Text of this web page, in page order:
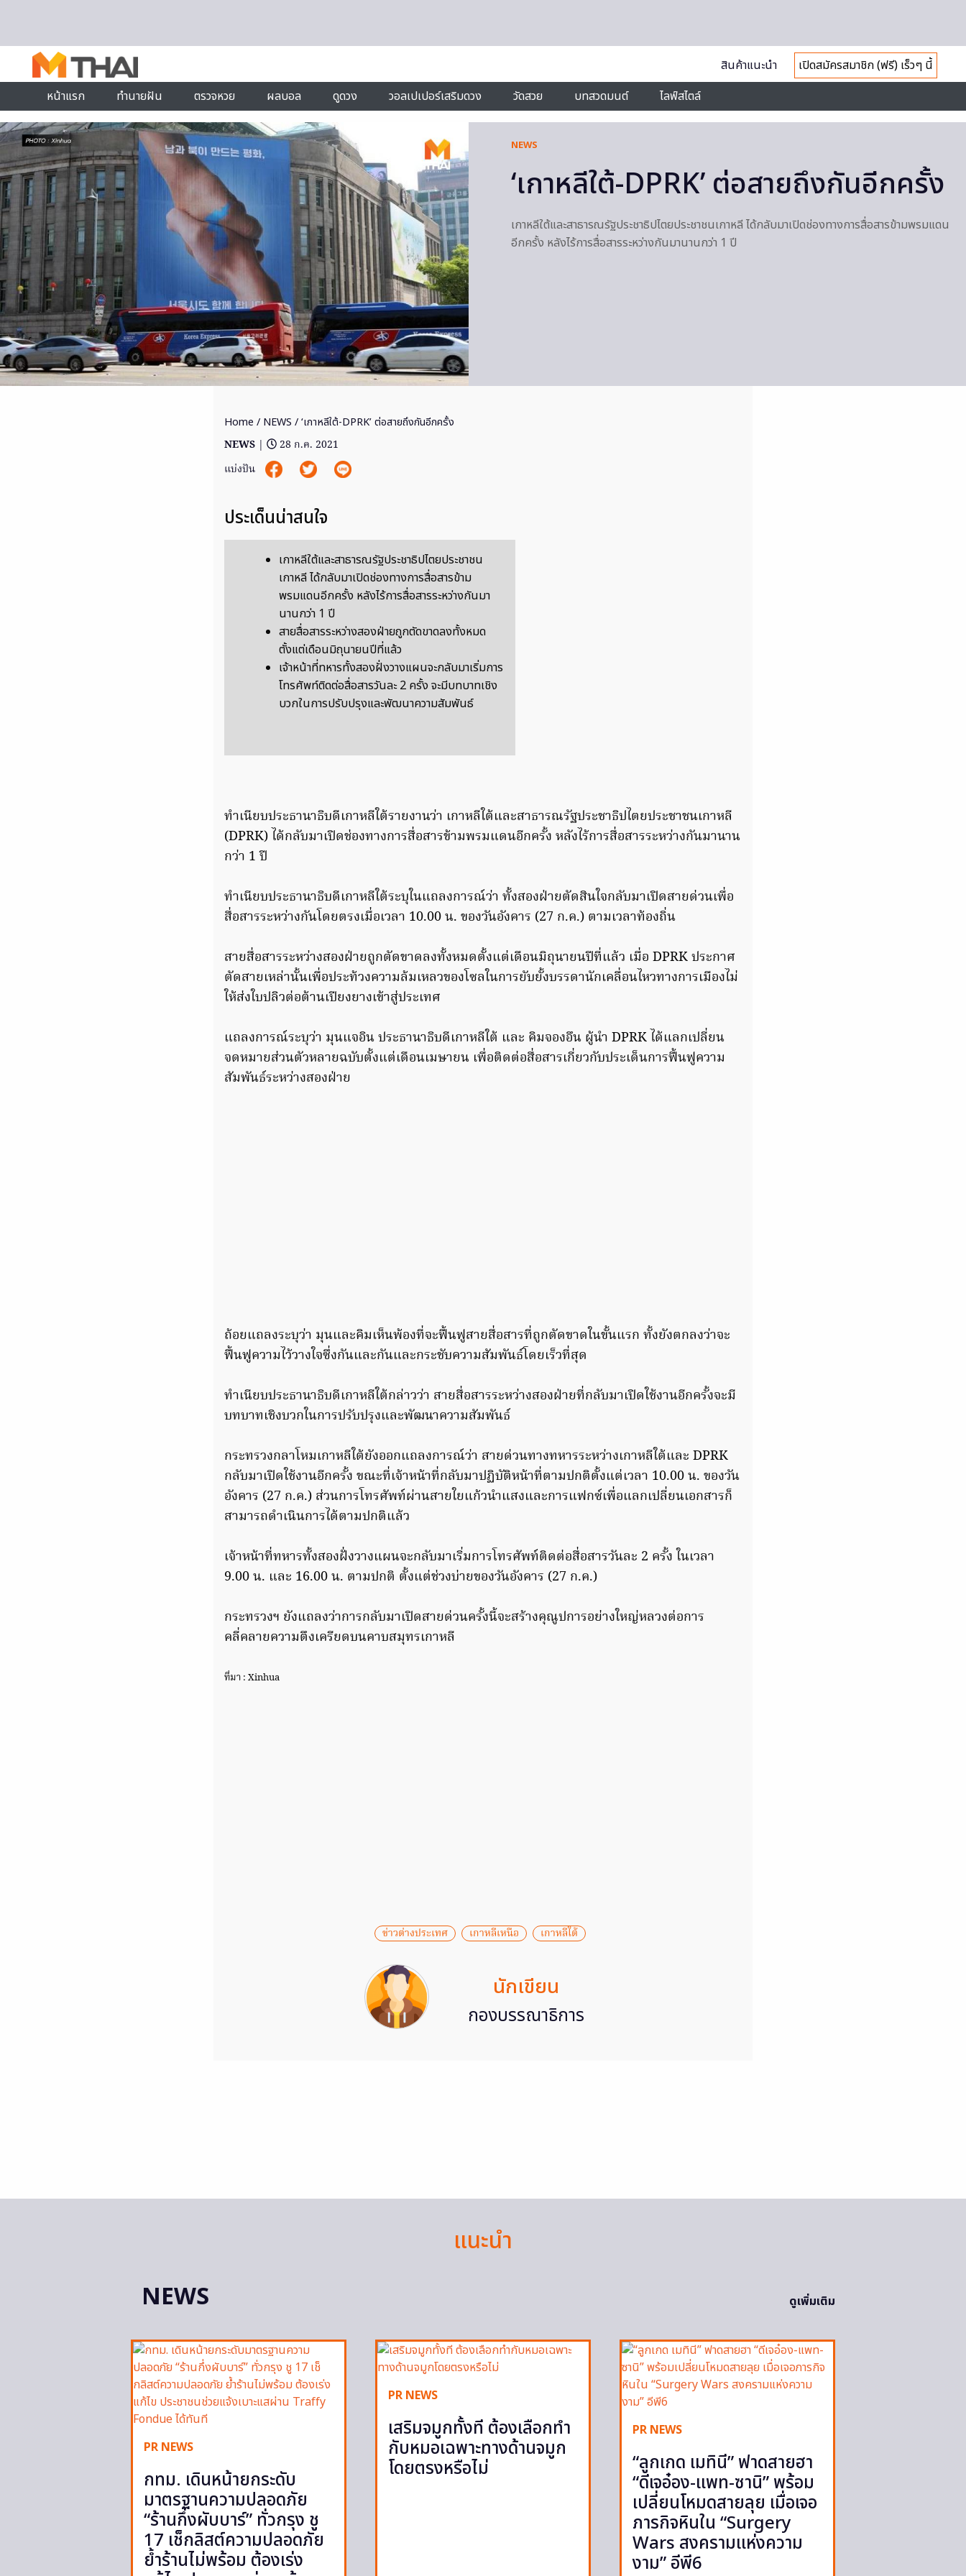
สินค้าแนะนำ
เปิดสมัครสมาชิก (ฟรี) เร็วๆ นี้
หน้าแรก
ทำนายฝัน ตรวจหวย ผลบอล ดูดวง วอลเปเปอร์เสริมดวง วัดสวย บทสวดมนต์ ไลฟ์สไตล์
NEWS
‘เกาหลีใต้-DPRK’ ต่อสายถึงกันอีกครั้ง
เกาหลีใต้และสาธารณรัฐประชาธิปไตยประชาชนเกาหลี ได้กลับมาเปิดช่องทางการสื่อสารข้ามพรมแดน
อีกครั้ง หลังไร้การสื่อสารระหว่างกันมานานกว่า 1 ปี
Home / NEWS / ‘เกาหลีใต้-DPRK’ ต่อสายถึงกันอีกครั้ง
NEWS |
28 ก.ค. 2021
แบ่งปัน
ประเด็นน่าสนใจ
เกาหลีใต้และสาธารณรัฐประชาธิปไตยประชาชน
เกาหลี ได้กลับมาเปิดช่องทางการสื่อสารข้าม
พรมแดนอีกครั้ง หลังไร้การสื่อสารระหว่างกันมา
นานกว่า 1 ปี
สายสื่อสารระหว่างสองฝ่ายถูกตัดขาดลงทั้งหมด
ตั้งแต่เดือนมิถุนายนปีที่แล้ว
เจ้าหน้าที่ทหารทั้งสองฝั่งวางแผนจะกลับมาเริ่มการ
โทรศัพท์ติดต่อสื่อสารวันละ 2 ครั้ง จะมีบทบาทเชิง
บวกในการปรับปรุงและพัฒนาความสัมพันธ์
ทำเนียบประธานาธิบดีเกาหลีใต้รายงานว่า เกาหลีใต้และสาธารณรัฐประชาธิปไตยประชาชนเกาหลี
(DPRK) ได้กลับมาเปิดช่องทางการสื่อสารข้ามพรมแดนอีกครั้ง หลังไร้การสื่อสารระหว่างกันมานาน
กว่า 1 ปี
ทำเนียบประธานาธิบดีเกาหลีใต้ระบุในแถลงการณ์ว่า ทั้งสองฝ่ายตัดสินใจกลับมาเปิดสายด่วนเพื่อ
สื่อสารระหว่างกันโดยตรงเมื่อเวลา 10.00 น. ของวันอังคาร (27 ก.ค.) ตามเวลาท้องถิ่น
สายสื่อสารระหว่างสองฝ่ายถูกตัดขาดลงทั้งหมดตั้งแต่เดือนมิถุนายนปีที่แล้ว เมื่อ DPRK ประกาศ
ตัดสายเหล่านั้นเพื่อประท้วงความล้มเหลวของโซลในการยับยั้งบรรดานักเคลื่อนไหวทางการเมืองไม่
ให้ส่งใบปลิวต่อต้านเปียงยางเข้าสู่ประเทศ
แถลงการณ์ระบุว่า มุนแจอิน ประธานาธิบดีเกาหลีใต้ และ คิมจองอึน ผู้นำ DPRK ได้แลกเปลี่ยน
จดหมายส่วนตัวหลายฉบับตั้งแต่เดือนเมษายน เพื่อติดต่อสื่อสารเกี่ยวกับประเด็นการฟื้นฟูความ
สัมพันธ์ระหว่างสองฝ่าย
ถ้อยแถลงระบุว่า มุนและคิมเห็นพ้องที่จะฟื้นฟูสายสื่อสารที่ถูกตัดขาดในขั้นแรก ทั้งยังตกลงว่าจะ
ฟื้นฟูความไว้วางใจซึ่งกันและกันและกระชับความสัมพันธ์โดยเร็วที่สุด
ทำเนียบประธานาธิบดีเกาหลีใต้กล่าวว่า สายสื่อสารระหว่างสองฝ่ายที่กลับมาเปิดใช้งานอีกครั้งจะมี
บทบาทเชิงบวกในการปรับปรุงและพัฒนาความสัมพันธ์
กระทรวงกลาโหมเกาหลีใต้ยังออกแถลงการณ์ว่า สายด่วนทางทหารระหว่างเกาหลีใต้และ DPRK
กลับมาเปิดใช้งานอีกครั้ง ขณะที่เจ้าหน้าที่กลับมาปฏิบัติหน้าที่ตามปกติตั้งแต่เวลา 10.00 น. ของวัน
อังคาร (27 ก.ค.) ส่วนการโทรศัพท์ผ่านสายใยแก้วนําแสงและการแฟกซ์เพื่อแลกเปลี่ยนเอกสารก็
สามารถดำเนินการได้ตามปกติแล้ว
เจ้าหน้าที่ทหารทั้งสองฝั่งวางแผนจะกลับมาเริ่มการโทรศัพท์ติดต่อสื่อสารวันละ 2 ครั้ง ในเวลา
9.00 น. และ 16.00 น. ตามปกติ ตั้งแต่ช่วงบ่ายของวันอังคาร (27 ก.ค.)
กระทรวงฯ ยังแถลงว่าการกลับมาเปิดสายด่วนครั้งนี้จะสร้างคุณูปการอย่างใหญ่หลวงต่อการ
คลี่คลายความตึงเครียดบนคาบสมุทรเกาหลี
ที่มา : Xinhua
ข่าวต่างประเทศ เกาหลีเหนือ เกาหลีใต้
นักเขียน
กองบรรณาธิการ
แนะนำ
NEWS
ดูเพิ่มเติม
PR NEWS
กทม. เดินหน้ายกระดับ
มาตรฐานความปลอดภัย
“ร้านกึ่งผับบาร์” ทั่วกรุง ชู
17 เช็กลิสต์ความปลอดภัย
ย้ำร้านไม่พร้อม ต้องเร่ง
PR NEWS
เสริมจมูกทั้งที ต้องเลือกทำ
กับหมอเฉพาะทางด้านจมูก
โดยตรงหรือไม่
PR NEWS
“ลูกเกด เมทินี” ฟาดสายฮา
“ดีเจอ๋อง-แพท-ซานิ” พร้อม
เปลี่ยนโหมดสายลุย เมื่อเจอ
ภารกิจหินใน “Surgery
Wars สงครามแห่งความ
งาม” อีพี6